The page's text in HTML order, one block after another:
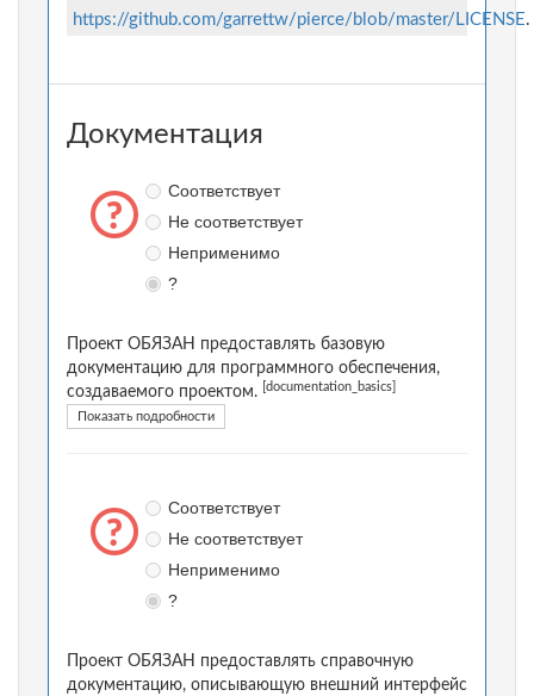
https://github.com/garrettw/pierce/blob/master/LICENSE.
Документация
Соответствует
Не соответствует
Неприменимо
?
Проект ОБЯЗАН предоставлять базовую
документацию для программного обеспечения,
создаваемого проектом.
[documentation_basics]
Показать подробности
Соответствует
Не соответствует
Неприменимо
?
Проект ОБЯЗАН предоставлять справочную
документацию, описывающую внешний интерфейс